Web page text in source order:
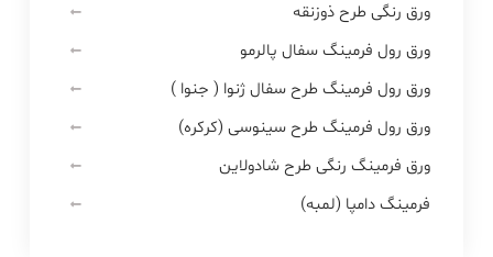
ورق رنگی طرح ذوزنقه
ورق رول فرمینگ سفال پالرمو
ورق رول فرمینگ طرح سفال ژنوا ( جنوا )
ورق رول فرمینگ طرح سینوسی (کرکره)
ورق فرمینگ رنگی طرح شادولاین
فرمینگ دامپا (لمبه)